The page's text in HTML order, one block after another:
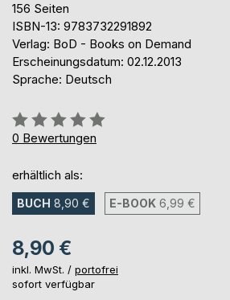
156 Seiten
ISBN-13: 9783732291892
Verlag: BoD - Books on Demand
Erscheinungsdatum: 02.12.2013
Sprache: Deutsch
Bewertung::
0%
0 Bewertungen
erhältlich als:
BUCH 8,90 € E-BOOK 6,99 €
8,90 €
inkl. MwSt. / portofrei
sofort verfügbar